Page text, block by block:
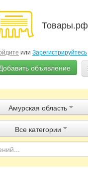
Товары.рф
или Зарегистрируйтесь
объявление
Объявления
Магазины
Контакты
Амурская область
Все категории